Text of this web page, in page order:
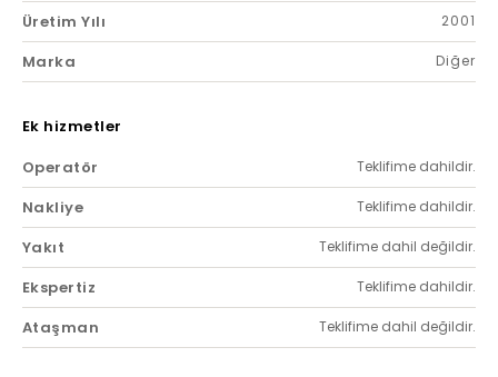
Üretim Yılı 2001
Marka Diğer
Ek hizmetler
Operatör
Teklifime dahildir.
Nakliye Teklifime dahildir.
Yakıt Teklifime dahil değildir.
Ekspertiz Teklifime dahildir.
Ataşman Teklifime dahil değildir.